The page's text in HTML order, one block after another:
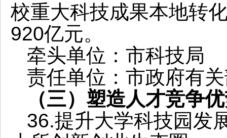
校重大科技成果本地转
920亿元。
牵头单位：市科技局
责任单位：市政府有
（三）塑造人才竞争
36.提升大学科技园发